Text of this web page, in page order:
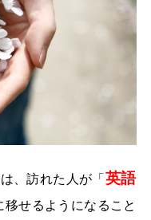
、訪れた人が「英語
移せるようになること